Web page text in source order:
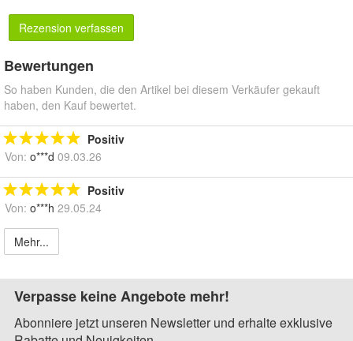
Rezension verfassen
Bewertungen
So haben Kunden, die den Artikel bei diesem Verkäufer gekauft
haben, den Kauf bewertet.
Positiv
Von: o***d 09.03.26
Positiv
Von: o***h 29.05.24
Mehr...
Verpasse keine Angebote mehr!
Abonniere jetzt unseren Newsletter und erhalte exklusive